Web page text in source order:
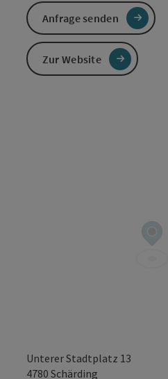
Unterer Stadtplatz 13
4780 Schärding
Anfrage senden
Zur Website